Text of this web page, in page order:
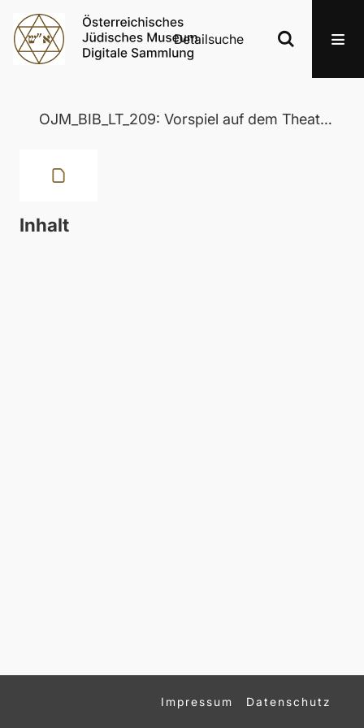
Detailsuche
OJM_BIB_LT_209: Vorspiel auf dem Theater zu König David
Inhalt
Impressum Datenschutz